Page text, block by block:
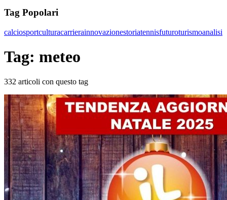
Tag Popolari
calciosportculturacarrierainnovazionestoriatennisfuturoturismoanalisi
Tag: meteo
332 articoli con questo tag